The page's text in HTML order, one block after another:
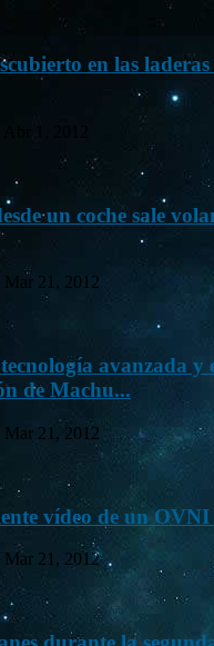
en las
un coche sale
Mar 21, 2012
avanzada y
de Machu...
Mar 21, 2012
vídeo de un OVNI
Mar 21, 2012